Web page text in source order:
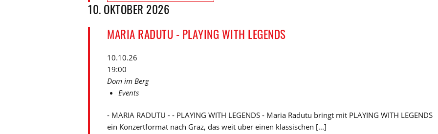
10. OKTOBER 2026
MARIA RADUTU - PLAYING WITH LEGENDS
10.10.26
19:00
Dom im Berg
Events
- MARIA RADUTU - - PLAYING WITH LEGENDS - Maria Radutu bringt mit PLAYING WITH LEGENDS
ein Konzertformat nach Graz, das weit über einen klassischen [...]